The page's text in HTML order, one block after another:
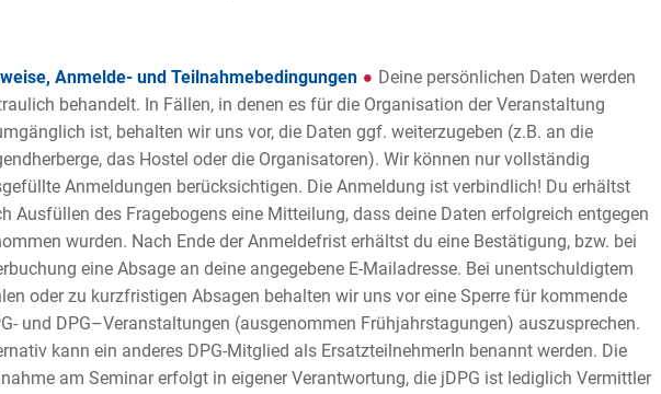
Anmelde- und Teilnahmebedingungen
Deine persönlichen Daten werden
behandelt. In Fällen, in denen es für die Organisation der Veranstaltung
ist, behalten wir uns vor, die Daten ggf. weiterzugeben (z.B. an die
das Hostel oder die Organisatoren). Wir können nur vollständig
Anmeldungen berücksichtigen. Die Anmeldung ist verbindlich! Du erhältst
Ausfüllen des Fragebogens eine Mitteilung, dass deine Daten erfolgreich entgegen
wurden. Nach Ende der Anmeldefrist erhältst du eine Bestätigung, bzw. bei
eine Absage an deine angegebene E-Mailadresse. Bei unentschuldigtem
oder zu kurzfristigen Absagen behalten wir uns vor eine Sperre für kommende
und DPG–Veranstaltungen (ausgenommen Frühjahrstagungen) auszusprechen.
kann ein anderes DPG-Mitglied als ErsatzteilnehmerIn benannt werden. Die
am Seminar erfolgt in eigener Verantwortung, die jDPG ist lediglich Vermittler